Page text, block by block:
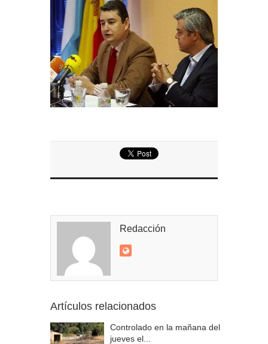
Redacción
Artículos relacionados
Controlado en la mañana del
jueves el...